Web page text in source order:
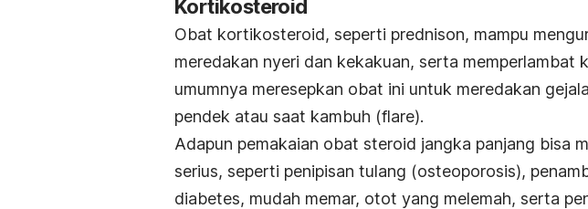
Kortikosteroid
Obat kortikosteroid, seperti prednison, mampu
meredakan nyeri dan kekakuan, serta memperlambat
umumnya meresepkan obat ini untuk meredakan
pendek atau saat kambuh (flare).
Adapun pemakaian obat steroid jangka panjang bisa
serius, seperti penipisan tulang (osteoporosis),
diabetes, mudah memar, otot yang melemah, serta